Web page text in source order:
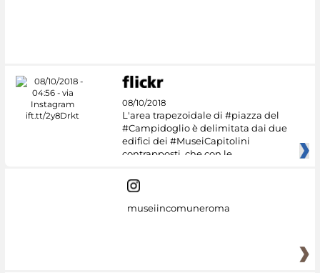
08/10/2018
L'area trapezoidale di #piazza del
#Campidoglio è delimitata dai due
edifici dei #MuseiCapitolini
contrapposti, che con le
museiincomuneroma